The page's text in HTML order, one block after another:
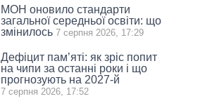
МОН оновило стандарти
загальної середньої освіти: що
змінилось 7 серпня 2026, 17:29
Дефіцит пам’яті: як зріс попит
на чипи за останні роки і що
прогнозують на 2027-й
7 серпня 2026, 17:52